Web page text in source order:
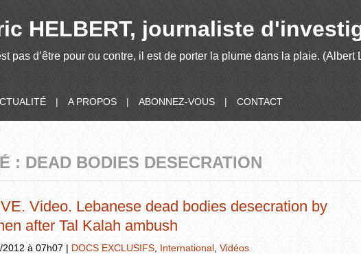
HELBERT, journaliste
pas d’être pour ou contre, il est de porter la plume dans la plaie. (Albert
| A PROPOS | ABONNEZ-VOUS | CONTACT
: DEAD BODIES DESECRATION
Video. Lebanese dead bodies desecration by
after Tal Kalah ambush
2012 à 07h07 | DOCS EXCLUSIFS International Vidéos